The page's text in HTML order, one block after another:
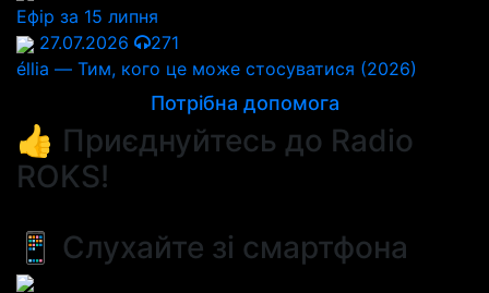
Ефір за 15 липня
27.07.2026
271
éllia — Тим, кого це може стосуватися (2026)
Потрібна допомога
👍 Приєднуйтесь до Radio
ROKS!
📱 Слухайте зі смартфона